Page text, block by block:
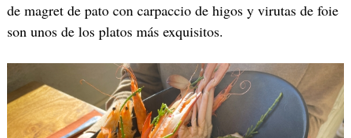
de magret de pato con carpaccio de higos y virutas de foie
son unos de los platos más exquisitos.